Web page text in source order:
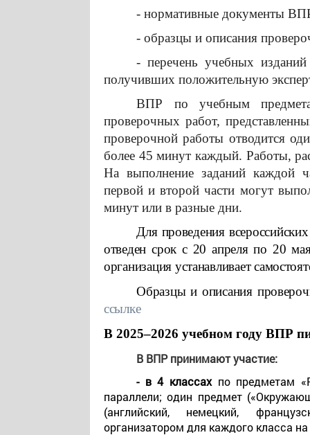
- нормативные документы
- образцы и описания
- перечень учебных
получивших положительную
ВПР по учебным
проверочных работ,
проверочной работы отводится
более 45 минут каждый. Работы,
На выполнение заданий каждой
первой и второй части могут
минут или в разные дни.
Для проведения
отведен срок с 20 апреля по 20
организация устанавливает
Образцы и описания
ссылке
В 2025–2026 учебном году ВПР
В ВПР принимают участие:
- в 4 классах по предметам
параллели; один предмет
(английский, немецкий,
организатором для каждого класса